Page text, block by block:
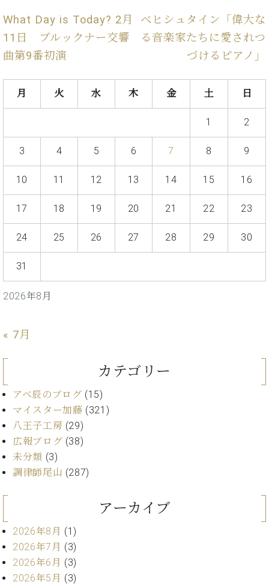
シ
ュ
イ
ス
ュ
イ
ン
ピ
ア
ノ
ベ
ヒ
イ
ン
ン
サ
ピ
ア
製
号
シ
ュ
タ
イ
を
ベ
ヒ
ュ
ン・
ュ
ー
レ
入
ー
ル・
ス
ジ
オ
績
音
楽
キ
ン
ン
ス
イ
ベ
ン
代
催
イ
ベ
ト
コ
ル
音
楽
店
舗・
ン・
格
的
学
ま
歓
迎。
ベヒ
シュ
タイ
シュ
ーレ
音楽
教室
イ
ン
・
セ
ン
ラ
ム
店
長
ご
会
社
内
お
問
合
せ
What Day is Today? 2月
11日 ブルックナー交響
曲第9番初演
ベヒシュタイン「偉大な
る音楽家たちに愛されつ
づけるピアノ」
2026年8月
月 火 水 木 金 土 日
1 2
3 4 5 6 7 8 9
10 11 12 13 14 15 16
17 18 19 20 21 22 23
24 25 26 27 28 29 30
31
« 7月
カテゴリー
アベ辰のブログ (15)
マイスター加藤 (321)
八王子工房 (29)
広報ブログ (38)
未分類 (3)
調律師尾山 (287)
アーカイブ
2026年8月 (1)
2026年7月 (3)
2026年6月 (3)
2026年5月 (3)